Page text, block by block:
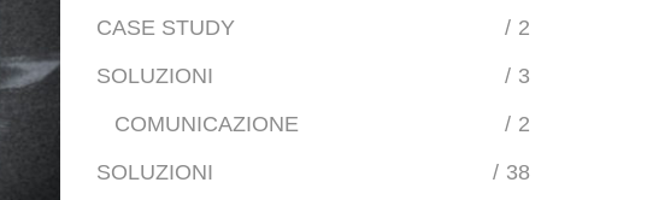
CASE STUDY / 2
SOLUZIONI
/ 3
COMUNICAZIONE
/ 2
SOLUZIONI
/ 38